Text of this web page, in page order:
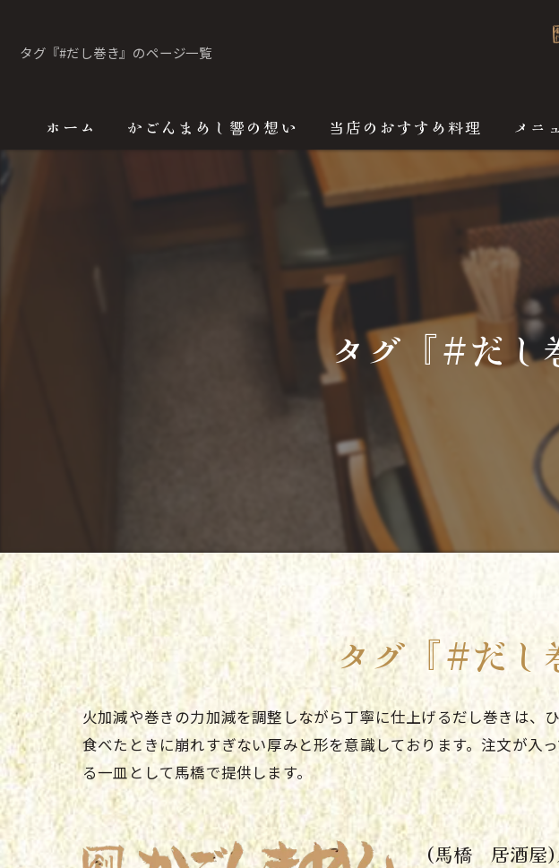
タグ『#だし巻き』のページ一覧
ホーム かごんまめし響の想い 当店のおすすめ料理 メニ
タグ『#だし
タグ『#だし
火加減や巻きの力加減を調整しながら丁寧に仕上げるだし巻きは、
食べたときに崩れすぎない厚みと形を意識しております。注文が入
る一皿として馬橋で提供します。
(馬橋 居酒屋)